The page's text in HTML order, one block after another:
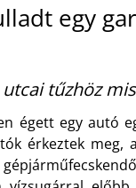
egy
tűzhöz
égett egy autó
érkeztek meg,